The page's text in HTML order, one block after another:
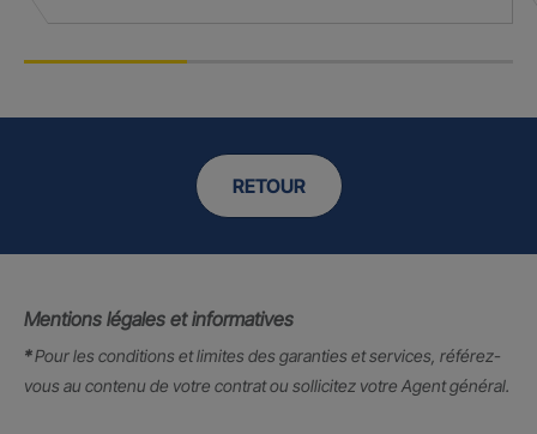
RETOUR
Mentions légales et informatives
*Pour les conditions et limites des garanties et services, référez-
vous au contenu de votre contrat ou sollicitez votre Agent général.